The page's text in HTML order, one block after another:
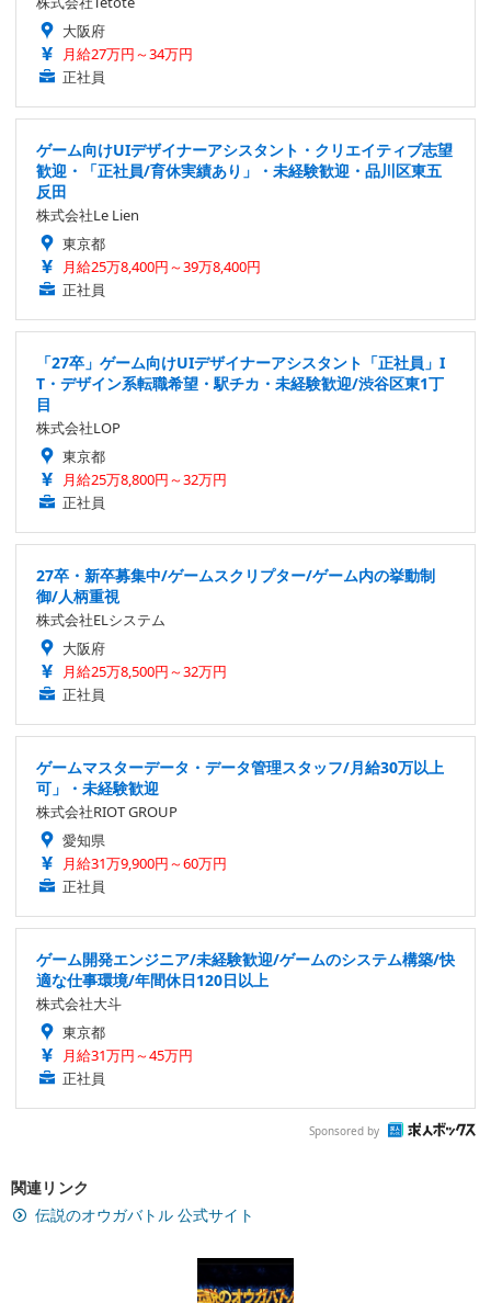
大阪府
月給27万円～34万円
正社員
ゲーム向けUIデザイナーアシスタント・クリエイティブ志望
歓迎・「正社員/育休実績あり」・未経験歓迎・品川区東五
反田
株式会社Le Lien
東京都
月給25万8,400円～39万8,400円
正社員
「27卒」ゲーム向けUIデザイナーアシスタント「正社員」I
T・デザイン系転職希望・駅チカ・未経験歓迎/渋谷区東1丁
目
株式会社LOP
東京都
月給25万8,800円～32万円
正社員
27卒・新卒募集中/ゲームスクリプター/ゲーム内の挙動制
御/人柄重視
株式会社ELシステム
大阪府
月給25万8,500円～32万円
正社員
ゲームマスターデータ・データ管理スタッフ/月給30万以上
可」・未経験歓迎
株式会社RIOT GROUP
愛知県
月給31万9,900円～60万円
正社員
ゲーム開発エンジニア/未経験歓迎/ゲームのシステム構築/快
適な仕事環境/年間休日120日以上
株式会社大斗
東京都
月給31万円～45万円
正社員
Sponsored by
関連リンク
伝説のオウガバトル 公式サイト